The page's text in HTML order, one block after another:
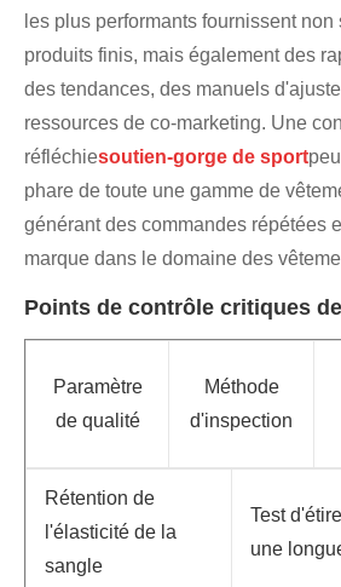
les plus performants fournissent
produits finis, mais également des
des tendances, des manuels
ressources de co-marketing. Une
réfléchiesoutien-gorge de sport
phare de toute une gamme de
générant des commandes répétées
marque dans le domaine des
Points de contrôle critiques
Paramètre
de qualité
Méthode
d'inspection
Rétention de
l'élasticité de la
sangle
Test
une